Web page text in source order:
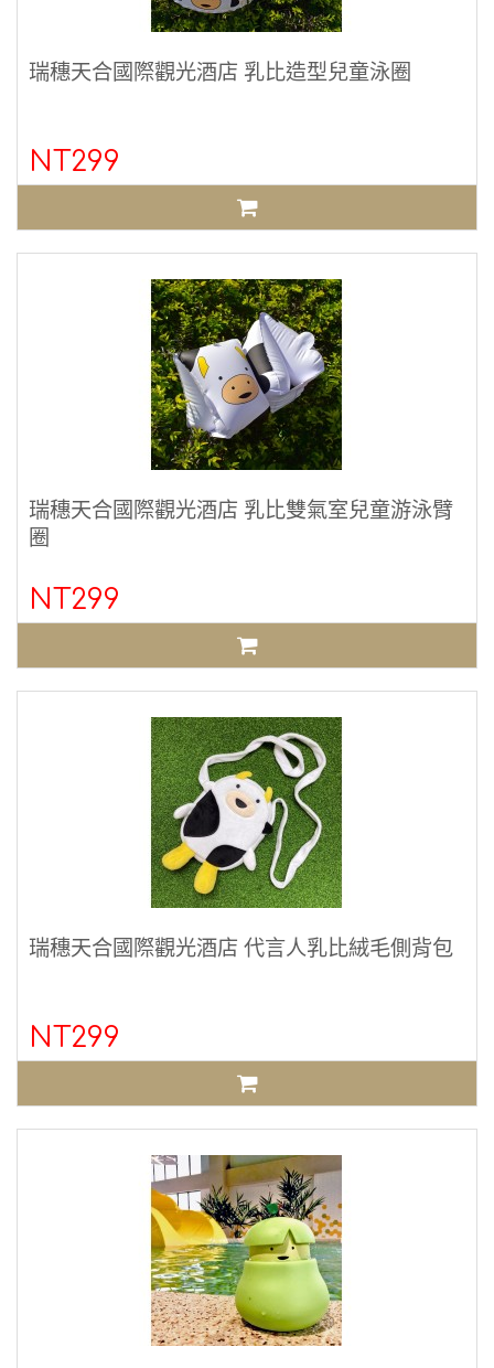
瑞穗天合國際觀光酒店 乳比造型兒童泳圈
NT299
瑞穗天合國際觀光酒店 乳比雙氣室兒童游泳臂
圈
NT299
瑞穗天合國際觀光酒店 代言人乳比絨毛側背包
NT299